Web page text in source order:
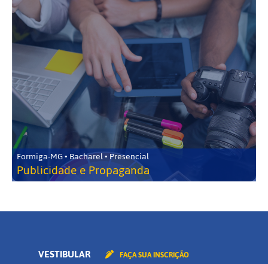
Formiga-MG • Bacharel • Presencial
Publicidade e Propaganda
VESTIBULAR FAÇA SUA INSCRIÇÃO